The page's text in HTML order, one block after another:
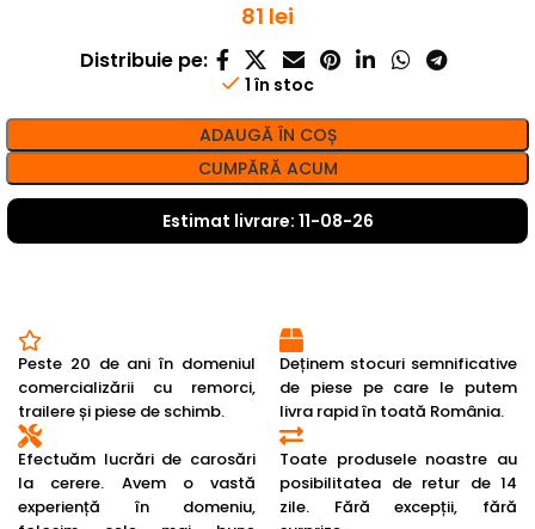
81 lei
Distribuie pe:
1 în stoc
ADAUGĂ ÎN COȘ
CUMPĂRĂ ACUM
Estimat livrare: 11-08-26
Peste 20 de ani în domeniul
comercializării cu remorci,
trailere și piese de schimb.
Efectuăm lucrări de carosări
la cerere. Avem o vastă
experiență în domeniu,
Deținem stocuri semnificative
de piese pe care le putem
livra rapid în toată România.
Toate produsele noastre au
posibilitatea de retur de 14
zile. Fără excepții, fără